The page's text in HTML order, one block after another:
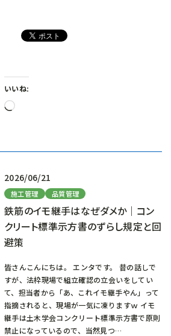
いいね:
読
2026/06/21
施工管理 品質管理
鉄筋のイモ継手はなぜダメか｜コン
クリート標準示方書のずらし規定と回
避策
皆さんこんにちは。 エンタです。 昔の話しで
すが、法枠現場で組立確認の立会いをしてい
て、担当者から「あ、これイモ継手やん」って
指摘されると、現場が一気に凍りますｗ イモ
継手は土木学会コンクリート標準示方書で原則
禁止になっているので、当然見つ…